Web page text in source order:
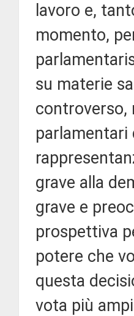
lavoro e,
momento,
su materie
controverso,
parlamentari
grave alla
grave e
prospettiva
potere che
questa
vota più